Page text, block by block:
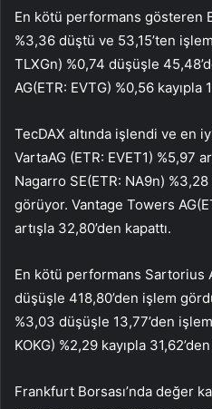
En kötü performans gösteren
%3,36 düştü ve 53,15’ten
TLXGn) %0,74 düşüşle
AG(ETR: EVTG) %0,56 kayıpla
TecDAX altında işlendi ve en
VartaAG (ETR: EVET1) %5,97
Nagarro SE(ETR: NA9n) %3,28
görüyor. Vantage Towers AG
artışla 32,80’den kapattı.
En kötü performans Sartorius
düşüşle 418,80’den işlem
%3,03 düşüşle 13,77’den
KOKG) %2,29 kayıpla
Frankfurt Borsası’nda değer